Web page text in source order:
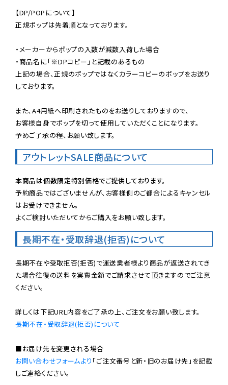
【DP/POPについて】
正規ポップは先着順となっております。
・メーカーからポップの入数が減数入荷した場合
・商品名に「※DPコピー」と記載のあるもの
上記の場合、正規のポップではなくカラーコピーのポップをお送り
しております。
また、A4用紙へ印刷されたものをお送りしておりますので、
お客様自身でポップを切って使用していただくことになります。
予めご了承の程、お願い致します。
アウトレットSALE商品について
本商品は個数限定特別価格でご提供しております。
予約商品ではございませんが、お客様側のご都合によるキャンセル
はお受けできません。
よくご検討いただいてからご購入をお願い致します。
長期不在・受取辞退(拒否)について
長期不在や受取拒否(拒否)で運送業者様より商品が返送されてき
た場合往復の送料を実費金額でご請求させて頂きますのでご注意
ください。
長期不在・受取辞退(拒否)について
お問い合わせフォームより 「ご注文番号と新・旧のお届け先」を記載
しご連絡ください。